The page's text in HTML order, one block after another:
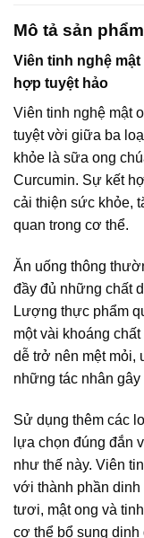
Mô tả sản phẩm
Viên tinh nghệ
hợp tuyệt hảo
Viên tinh nghệ mật
tuyệt vời giữa ba
khỏe là sữa ong
Curcumin. Sự kết
cải thiện sức khỏe,
quan trong cơ thể.
Ăn uống thông
đầy đủ những chất
Lượng thực phẩm
một vài khoáng
dễ trở nên mệt mỏi,
những tác nhân gây
Sử dụng thêm các
lựa chọn đúng đắn
như thế này. Viên
với thành phần
tươi, mật ong và
cơ thể bổ sung